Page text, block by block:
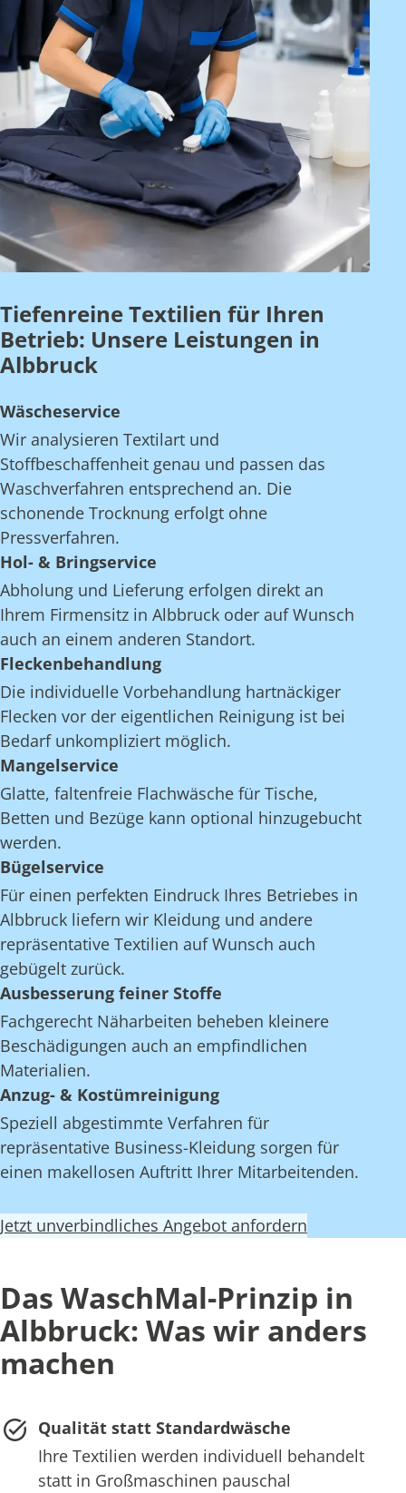
Tiefenreine Textilien für Ihren
Betrieb: Unsere Leistungen in
Albbruck
Wäscheservice
Wir analysieren Textilart und
Stoffbeschaffenheit genau und passen das
Waschverfahren entsprechend an. Die
schonende Trocknung erfolgt ohne
Pressverfahren.
Hol- & Bringservice
Abholung und Lieferung erfolgen direkt an
Ihrem Firmensitz in Albbruck oder auf Wunsch
auch an einem anderen Standort.
Fleckenbehandlung
Die individuelle Vorbehandlung hartnäckiger
Flecken vor der eigentlichen Reinigung ist bei
Bedarf unkompliziert möglich.
Mangelservice
Glatte, faltenfreie Flachwäsche für Tische,
Betten und Bezüge kann optional hinzugebucht
werden.
Bügelservice
Für einen perfekten Eindruck Ihres Betriebes in
Albbruck liefern wir Kleidung und andere
repräsentative Textilien auf Wunsch auch
gebügelt zurück.
Ausbesserung feiner Stoffe
Fachgerecht Näharbeiten beheben kleinere
Beschädigungen auch an empfindlichen
Materialien.
Anzug- & Kostümreinigung
Speziell abgestimmte Verfahren für
repräsentative Business-Kleidung sorgen für
einen makellosen Auftritt Ihrer Mitarbeitenden.
Jetzt unverbindliches Angebot anfordern
Das WaschMal-Prinzip in
Albbruck: Was wir anders
machen
Qualität statt Standardwäsche
Ihre Textilien werden individuell behandelt
statt in Großmaschinen pauschal